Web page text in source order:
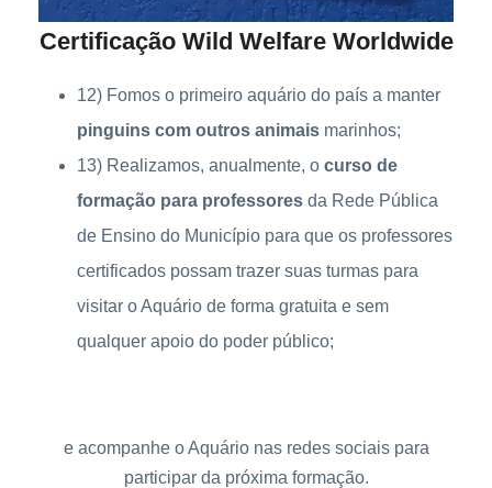
Certificação Wild Welfare Worldwide
12) Fomos o primeiro aquário do país a manter
pinguins com outros animais marinhos;
13) Realizamos, anualmente, o curso de
formação para professores da Rede Pública
de Ensino do Município para que os professores
certificados possam trazer suas turmas para
visitar o Aquário de forma gratuita e sem
qualquer apoio do poder público;
e acompanhe o Aquário nas redes sociais para
participar da próxima formação.